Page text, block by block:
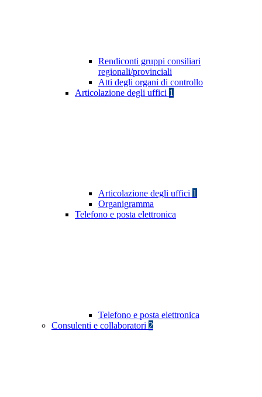
Rendiconti gruppi consiliari
regionali/provinciali
Atti degli organi di controllo
Articolazione degli uffici 1
Articolazione degli uffici 1
Organigramma
Telefono e posta elettronica
Telefono e posta elettronica
Consulenti e collaboratori 2